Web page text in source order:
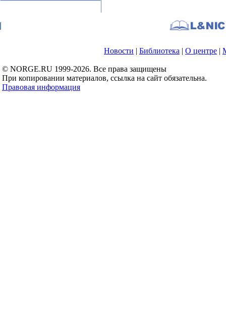
Новости | Библиотека | О центре |
© NORGE.RU 1999-2026. Все права защищены
При копировании материалов, ссылка на сайт обязательна.
Правовая информация